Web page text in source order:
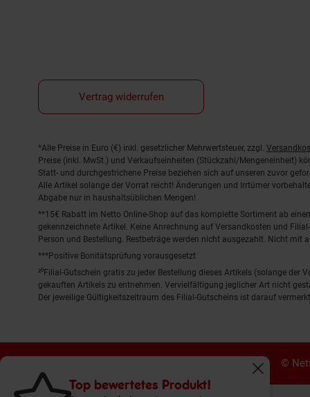
Top bewertetes Produkt!
Fenster
Vertrag widerrufen
Fußnoten
*Alle Preise in Euro (€) inkl. gesetzlicher Mehrwertsteuer, zzgl.
Preise (inkl. MwSt.) und Verkaufseinheiten (Stückzahl/Mengeneinheit)
Statt- und durchgestrichene Preise beziehen sich auf unseren zuvor
Alle Artikel solange der Vorrat reicht! Änderungen und Irrtümer
Abgabe nur in haushaltsüblichen Mengen!
**15€ Rabatt im Netto Online-Shop auf das komplette Sortiment ab
gekennzeichnete Artikel. Keine Anrechnung auf Versandkosten und
Person und Bestellung. Restbeträge werden nicht ausgezahlt. Nicht mit
***Positive Bonitätsprüfung vorausgesetzt
²⁰Filial-Gutschein gratis zu jeder Bestellung dieses Artikels (solange
gekauften Artikels zu entnehmen. Vervielfältigung jeglicher Art nicht
Der jeweilige Gültigkeitszeitraum des Filial-Gutscheins ist darauf vermerkt.
©